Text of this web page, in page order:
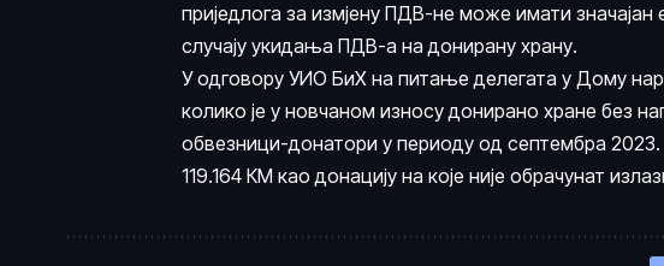
приједлога за измјену ПДВ-не може имати
случају укидања ПДВ-а на донирану храну.
У одговору УИО БиХ на питање делегата у Дому
колико је у новчаном износу донирано хране без
обвезници-донатори у периоду од септембра
119.164 КМ као донацију на које није обрачунат